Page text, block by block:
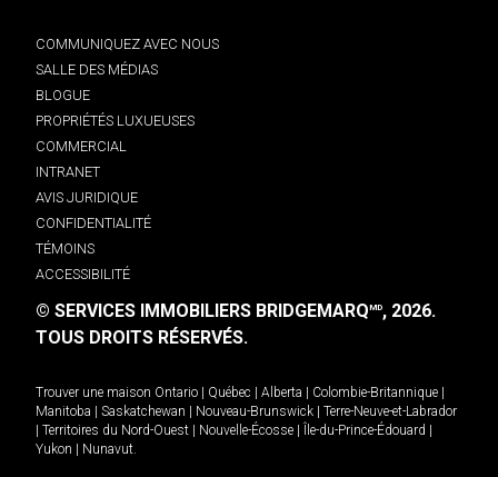
COMMUNIQUEZ AVEC NOUS
SALLE DES MÉDIAS
BLOGUE
PROPRIÉTÉS LUXUEUSES
COMMERCIAL
INTRANET
AVIS JURIDIQUE
CONFIDENTIALITÉ
TÉMOINS
ACCESSIBILITÉ
© SERVICES IMMOBILIERS BRIDGEMARQMD, 2026.
TOUS DROITS RÉSERVÉS.
Trouver une maison Ontario Québec Alberta Colombie-Britannique
Manitoba
Saskatchewan Nouveau-Brunswick
Terre-Neuve-et-Labrador
Territoires du Nord-Ouest Nouvelle-Écosse Île-du-Prince-Édouard
Yukon
Nunavut.